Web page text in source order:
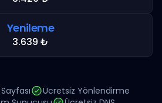
Yenileme
3.639 ₺
Ücretsiz Yönlendirme